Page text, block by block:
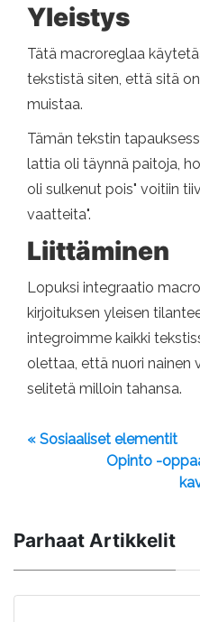
Yleistys
Tätä macroreglaa
tekstistä siten, että sitä
muistaa.
Tämän tekstin
lattia oli täynnä paitoja,
oli sulkenut pois" voitiin
vaatteita".
Liittäminen
Lopuksi integraatio
kirjoituksen yleisen
integroimme kaikki
olettaa, että nuori nainen
selitetä milloin tahansa.
« Sosiaaliset elementit
Opinto -
Parhaat Artikkelit